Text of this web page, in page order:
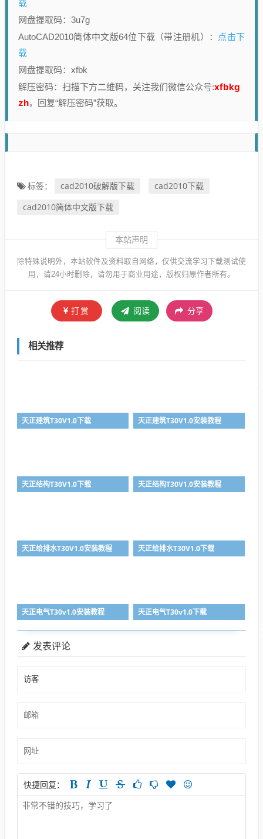
载
网盘提取码：3u7g
AutoCAD2010简体中文版64位下载（带注册机）： 点击下
载
网盘提取码：xfbk
解压密码：扫描下方二维码，关注我们微信公众号:xfbkg
zh，回复“解压密码”获取。
标签： cad2010破解版下载
cad2010下载
cad2010简体中文版下载
本站声明
除特殊说明外，本站软件及资料取自网络，仅供交流学习下载测试使
用，请24小时删除，请勿用于商业用途，版权归原作者所有。
打赏 阅读 分享
相关推荐
天正建筑T30V1.0下载 天正建筑T30V1.0安装教程
天正结构T30V1.0下载 天正结构T30V1.0安装教程
天正给排水T30V1.0安装教程 天正给排水T30V1.0下载
天正电气T30v1.0安装教程 天正电气T30v1.0下载
发表评论
快捷回复：